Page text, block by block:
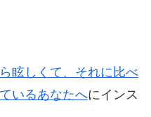
眩しくて、それに比べ
いるあなたへにインス